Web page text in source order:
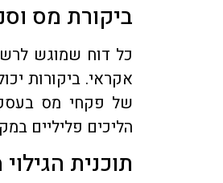
ביקורת מס
כל דוח שמוגש
אקראי. ביקורות
של פקחי מס
הליכים פליליים
תוכנית